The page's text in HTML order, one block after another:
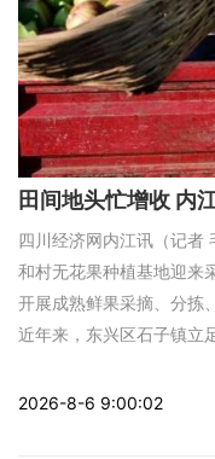
田间地头忙增收 内
四川经济网内江讯（记者
和村无花果种植基地迎来
开展成熟鲜果采摘、分拣
近年来，东兴区石子镇
2026-8-6 9:00:02